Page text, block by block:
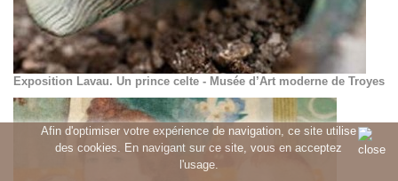
Afin d'optimiser votre expérience de navigation, ce site utilise
des cookies. En navigant sur ce site, vous en acceptez
l'usage.
Exposition Lavau. Un prince celte - Musée d’Art moderne de Troyes